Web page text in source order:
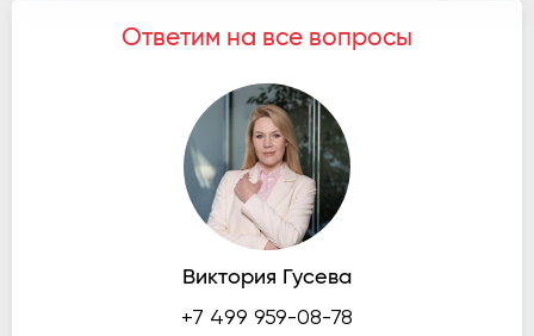
Ответим на все вопросы
Виктория Гусева
+7 499 959-08-78